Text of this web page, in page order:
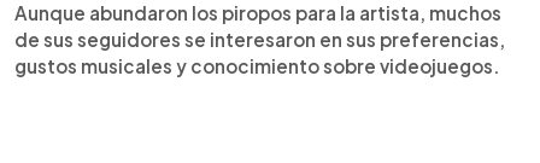
Aunque abundaron los piropos para la artista, muchos
de sus seguidores se interesaron en sus preferencias,
gustos musicales y conocimiento sobre videojuegos.